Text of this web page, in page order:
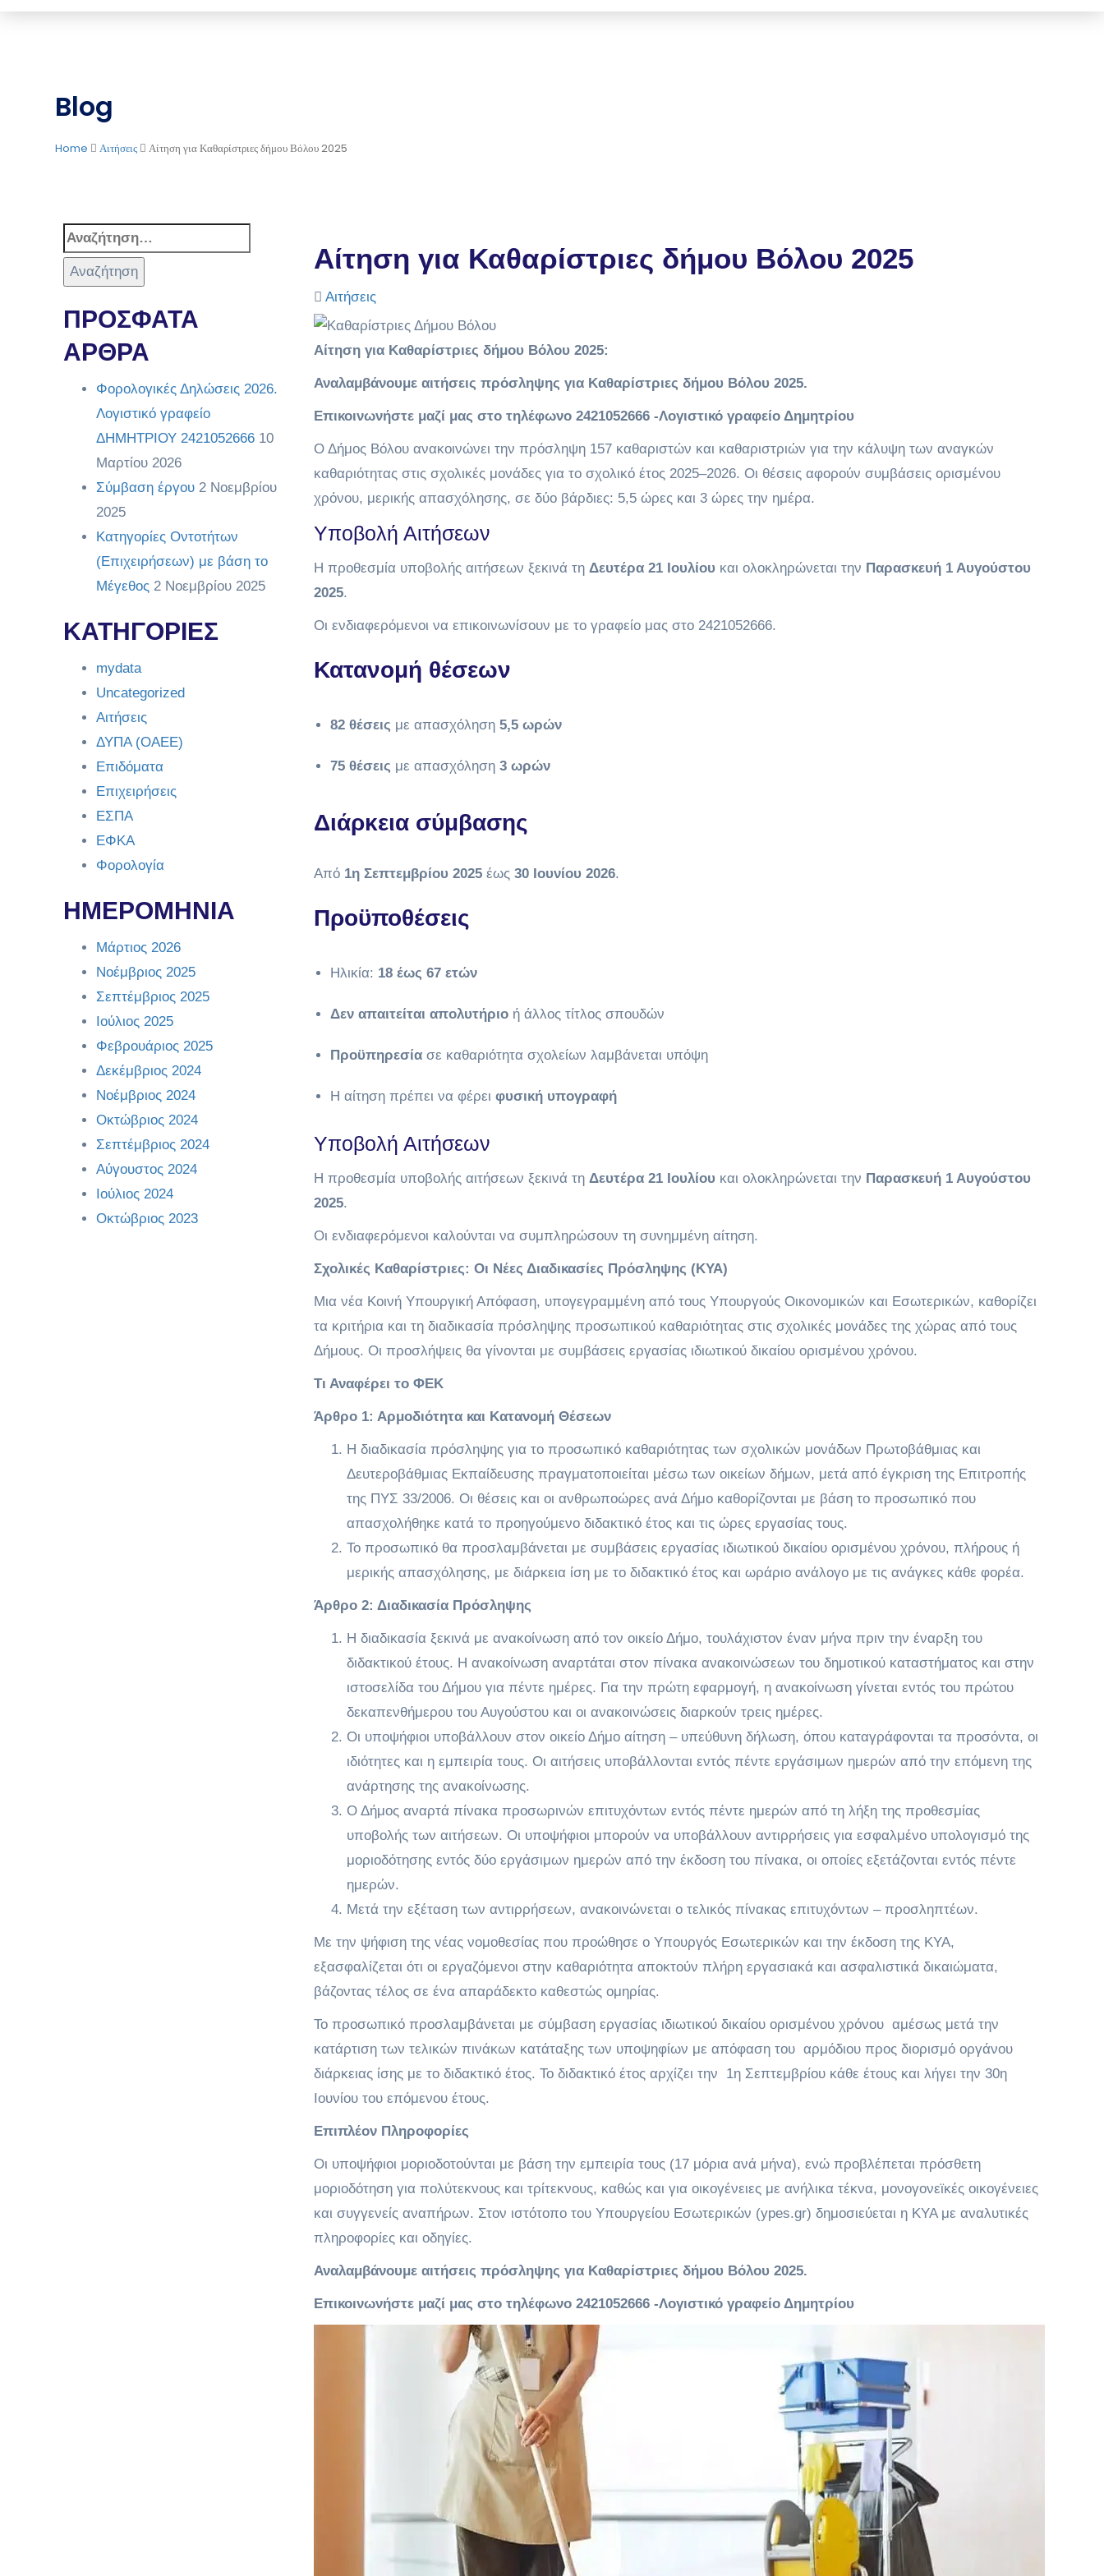
Blog
Home Αιτήσεις Αίτηση για Καθαρίστριες δήμου Βόλου 2025
Αίτηση για Καθαρίστριες δήμου Βόλου 2025
Αιτήσεις
Αίτηση για Καθαρίστριες δήμου Βόλου 2025:
Αναλαμβάνουμε αιτήσεις πρόσληψης για Καθαρίστριες δήμου Βόλου 2025.
Επικοινωνήστε μαζί μας στο τηλέφωνο 2421052666 -Λογιστικό γραφείο Δημητρίου
Ο Δήμος Βόλου ανακοινώνει την πρόσληψη 157 καθαριστών και καθαριστριών για την κάλυψη των αναγκών
καθαριότητας στις σχολικές μονάδες για το σχολικό έτος 2025–2026. Οι θέσεις αφορούν συμβάσεις ορισμένου
χρόνου, μερικής απασχόλησης, σε δύο βάρδιες: 5,5 ώρες και 3 ώρες την ημέρα.
Υποβολή Αιτήσεων
Η προθεσμία υποβολής αιτήσεων ξεκινά τη Δευτέρα 21 Ιουλίου και ολοκληρώνεται την Παρασκευή 1 Αυγούστου
2025.
Οι ενδιαφερόμενοι να επικοινωνίσουν με το γραφείο μας στο 2421052666.
Κατανομή θέσεων
82 θέσεις με απασχόληση 5,5 ωρών
75 θέσεις με απασχόληση 3 ωρών
Διάρκεια σύμβασης
Από 1η Σεπτεμβρίου 2025 έως 30 Ιουνίου 2026.
Προϋποθέσεις
Ηλικία: 18 έως 67 ετών
Δεν απαιτείται απολυτήριο ή άλλος τίτλος σπουδών
Προϋπηρεσία σε καθαριότητα σχολείων λαμβάνεται υπόψη
Η αίτηση πρέπει να φέρει φυσική υπογραφή
Υποβολή Αιτήσεων
Η προθεσμία υποβολής αιτήσεων ξεκινά τη Δευτέρα 21 Ιουλίου και ολοκληρώνεται την Παρασκευή 1 Αυγούστου
2025.
Οι ενδιαφερόμενοι καλούνται να συμπληρώσουν τη συνημμένη αίτηση.
Σχολικές Καθαρίστριες: Οι Νέες Διαδικασίες Πρόσληψης (ΚΥΑ)
Μια νέα Κοινή Υπουργική Απόφαση, υπογεγραμμένη από τους Υπουργούς Οικονομικών και Εσωτερικών, καθορίζει
τα κριτήρια και τη διαδικασία πρόσληψης προσωπικού καθαριότητας στις σχολικές μονάδες της χώρας από τους
Δήμους. Οι προσλήψεις θα γίνονται με συμβάσεις εργασίας ιδιωτικού δικαίου ορισμένου χρόνου.
Τι Αναφέρει το ΦΕΚ
Άρθρο 1: Αρμοδιότητα και Κατανομή Θέσεων
Η διαδικασία πρόσληψης για το προσωπικό καθαριότητας των σχολικών μονάδων Πρωτοβάθμιας και
Δευτεροβάθμιας Εκπαίδευσης πραγματοποιείται μέσω των οικείων δήμων, μετά από έγκριση της Επιτροπής
της ΠΥΣ 33/2006. Οι θέσεις και οι ανθρωποώρες ανά Δήμο καθορίζονται με βάση το προσωπικό που
απασχολήθηκε κατά το προηγούμενο διδακτικό έτος και τις ώρες εργασίας τους.
Το προσωπικό θα προσλαμβάνεται με συμβάσεις εργασίας ιδιωτικού δικαίου ορισμένου χρόνου, πλήρους ή
μερικής απασχόλησης, με διάρκεια ίση με το διδακτικό έτος και ωράριο ανάλογο με τις ανάγκες κάθε φορέα.
Άρθρο 2: Διαδικασία Πρόσληψης
Η διαδικασία ξεκινά με ανακοίνωση από τον οικείο Δήμο, τουλάχιστον έναν μήνα πριν την έναρξη του
διδακτικού έτους. Η ανακοίνωση αναρτάται στον πίνακα ανακοινώσεων του δημοτικού καταστήματος και στην
ιστοσελίδα του Δήμου για πέντε ημέρες. Για την πρώτη εφαρμογή, η ανακοίνωση γίνεται εντός του πρώτου
δεκαπενθήμερου του Αυγούστου και οι ανακοινώσεις διαρκούν τρεις ημέρες.
Οι υποψήφιοι υποβάλλουν στον οικείο Δήμο αίτηση – υπεύθυνη δήλωση, όπου καταγράφονται τα προσόντα, οι
ιδιότητες και η εμπειρία τους. Οι αιτήσεις υποβάλλονται εντός πέντε εργάσιμων ημερών από την επόμενη της
ανάρτησης της ανακοίνωσης.
Ο Δήμος αναρτά πίνακα προσωρινών επιτυχόντων εντός πέντε ημερών από τη λήξη της προθεσμίας
υποβολής των αιτήσεων. Οι υποψήφιοι μπορούν να υποβάλλουν αντιρρήσεις για εσφαλμένο υπολογισμό της
μοριοδότησης εντός δύο εργάσιμων ημερών από την έκδοση του πίνακα, οι οποίες εξετάζονται εντός πέντε
ημερών.
Μετά την εξέταση των αντιρρήσεων, ανακοινώνεται ο τελικός πίνακας επιτυχόντων – προσληπτέων.
Με την ψήφιση της νέας νομοθεσίας που προώθησε ο Υπουργός Εσωτερικών και την έκδοση της ΚΥΑ,
εξασφαλίζεται ότι οι εργαζόμενοι στην καθαριότητα αποκτούν πλήρη εργασιακά και ασφαλιστικά δικαιώματα,
βάζοντας τέλος σε ένα απαράδεκτο καθεστώς ομηρίας.
Το προσωπικό προσλαμβάνεται με σύμβαση εργασίας ιδιωτικού δικαίου ορισμένου χρόνου αμέσως μετά την
κατάρτιση των τελικών πινάκων κατάταξης των υποψηφίων με απόφαση του αρμόδιου προς διορισμό οργάνου
διάρκειας ίσης με το διδακτικό έτος. Το διδακτικό έτος αρχίζει την 1η Σεπτεμβρίου κάθε έτους και λήγει την 30η
Ιουνίου του επόμενου έτους.
Επιπλέον Πληροφορίες
Οι υποψήφιοι μοριοδοτούνται με βάση την εμπειρία τους (17 μόρια ανά μήνα), ενώ προβλέπεται πρόσθετη
μοριοδότηση για πολύτεκνους και τρίτεκνους, καθώς και για οικογένειες με ανήλικα τέκνα, μονογονεϊκές οικογένειες
και συγγενείς αναπήρων. Στον ιστότοπο του Υπουργείου Εσωτερικών (ypes.gr) δημοσιεύεται η ΚΥΑ με αναλυτικές
πληροφορίες και οδηγίες.
Αναλαμβάνουμε αιτήσεις πρόσληψης για Καθαρίστριες δήμου Βόλου 2025.
Επικοινωνήστε μαζί μας στο τηλέφωνο 2421052666 -Λογιστικό γραφείο Δημητρίου
ΠΡΟΣΦΑΤΑ
ΑΡΘΡΑ
Φορολογικές Δηλώσεις 2026.
Λογιστικό γραφείο
ΔΗΜΗΤΡΙΟΥ 2421052666 10
Μαρτίου 2026
Σύμβαση έργου 2 Νοεμβρίου
2025
Κατηγορίες Οντοτήτων
(Επιχειρήσεων) με βάση το
Μέγεθος 2 Νοεμβρίου 2025
ΚΑΤΗΓΟΡΙΕΣ
mydata
Uncategorized
Αιτήσεις
ΔΥΠΑ (ΟΑΕΕ)
Επιδόματα
Επιχειρήσεις
ΕΣΠΑ
ΕΦΚΑ
Φορολογία
ΗΜΕΡΟΜΗΝΙΑ
Μάρτιος 2026
Νοέμβριος 2025
Σεπτέμβριος 2025
Ιούλιος 2025
Φεβρουάριος 2025
Δεκέμβριος 2024
Νοέμβριος 2024
Οκτώβριος 2024
Σεπτέμβριος 2024
Αύγουστος 2024
Ιούλιος 2024
Οκτώβριος 2023